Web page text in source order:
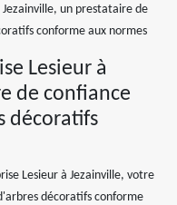
Lesieur à
de confiance
décoratifs
Lesieur à Jezainville, votre
décoratifs conforme